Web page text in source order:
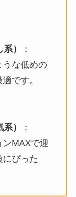
）
：
な低めの
です。
）
：
MAXで迎
にぴった